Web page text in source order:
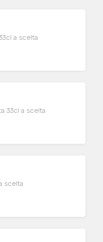
a scelta
33cl a scelta
scelta